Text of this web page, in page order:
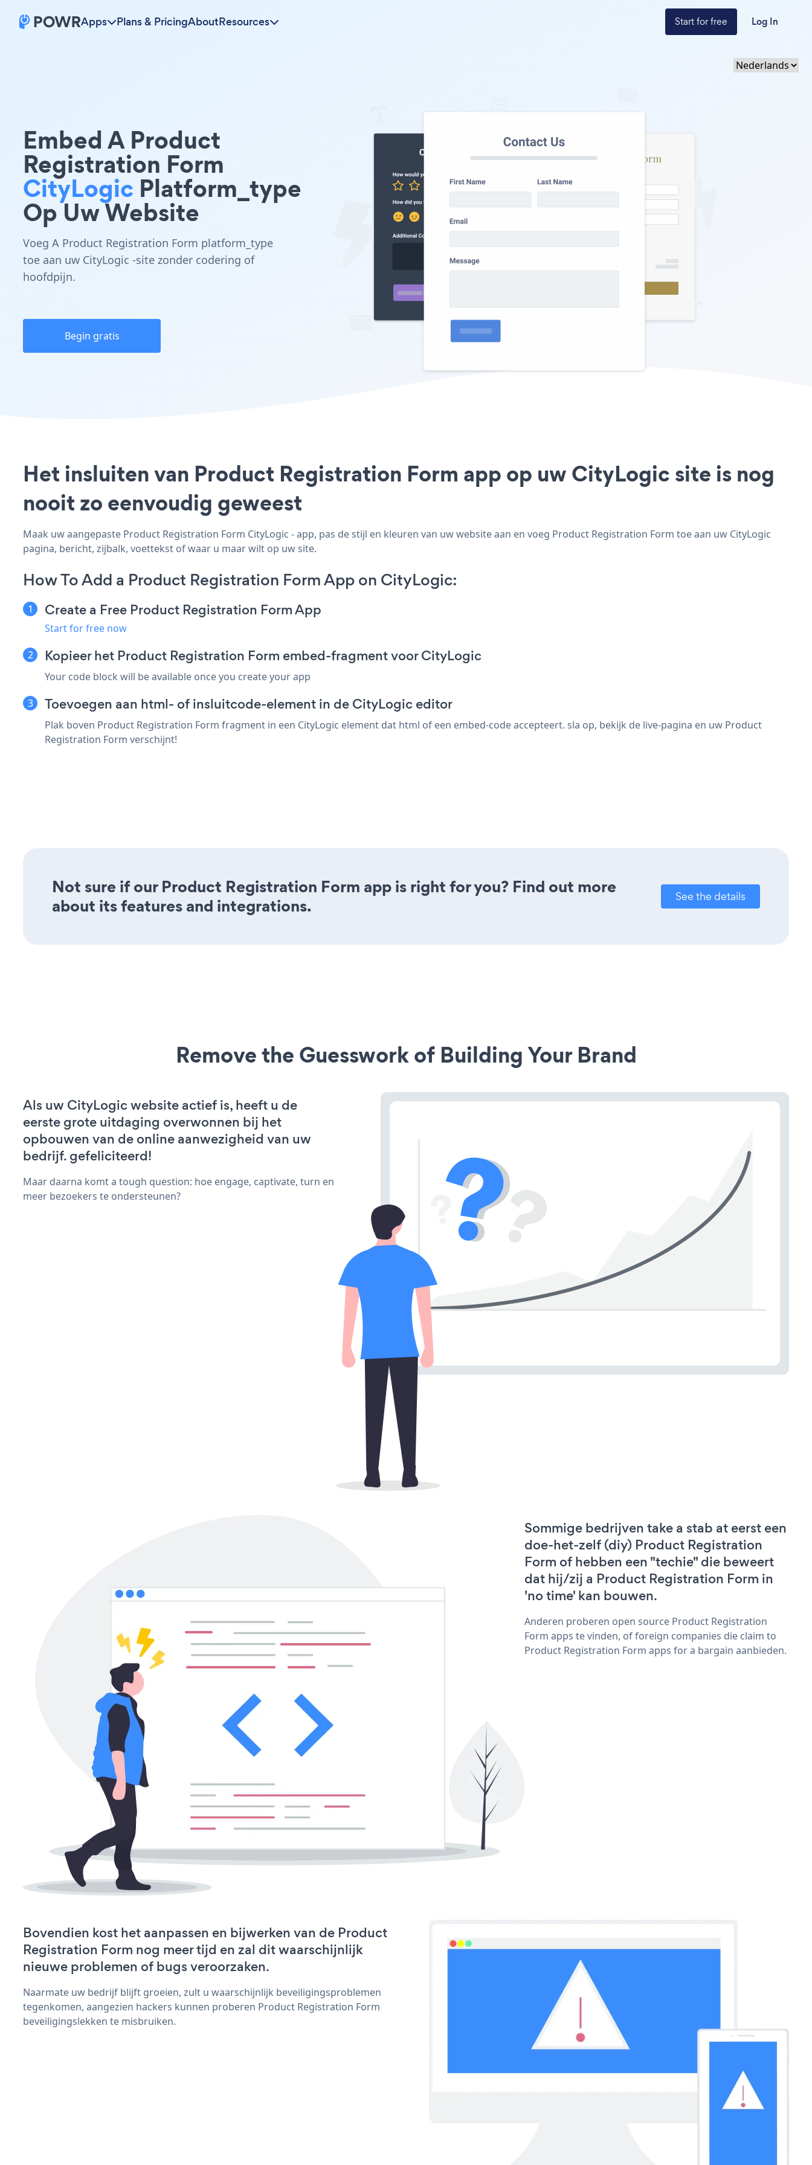
Apps Plans & PricingAboutResources Start for free Log In
Embed A Product
Registration Form
CityLogic Platform_type
Op Uw Website
Voeg A Product Registration Form platform_type
toe aan uw CityLogic -site zonder codering of
hoofdpijn.
Begin gratis
Het insluiten van Product Registration Form app op uw CityLogic site is nog
nooit zo eenvoudig geweest
Maak uw aangepaste Product Registration Form CityLogic - app, pas de stijl en kleuren van uw website aan en voeg Product Registration Form toe aan uw CityLogic
pagina, bericht, zijbalk, voettekst of waar u maar wilt op uw site.
How To Add a Product Registration Form App on CityLogic:
Create a Free Product Registration Form App
Start for free now
Kopieer het Product Registration Form embed-fragment voor CityLogic
Your code block will be available once you create your app
Toevoegen aan html- of insluitcode-element in de CityLogic editor
Plak boven Product Registration Form fragment in een CityLogic element dat html of een embed-code accepteert. sla op, bekijk de live-pagina en uw Product
Registration Form verschijnt!
Not sure if our Product Registration Form app is right for you? Find out more
about its features and integrations.
See the details
Remove the Guesswork of Building Your Brand
Als uw CityLogic website actief is, heeft u de
eerste grote uitdaging overwonnen bij het
opbouwen van de online aanwezigheid van uw
bedrijf. gefeliciteerd!
Maar daarna komt a tough question: hoe engage, captivate, turn en
meer bezoekers te ondersteunen?
Sommige bedrijven take a stab at eerst een
doe-het-zelf (diy) Product Registration
Form of hebben een "techie" die beweert
dat hij/zij a Product Registration Form in
'no time' kan bouwen.
Anderen proberen open source Product Registration
Form apps te vinden, of foreign companies die claim to
Product Registration Form apps for a bargain aanbieden.
Bovendien kost het aanpassen en bijwerken van de Product
Registration Form nog meer tijd en zal dit waarschijnlijk
nieuwe problemen of bugs veroorzaken.
Naarmate uw bedrijf blijft groeien, zult u waarschijnlijk beveiligingsproblemen
tegenkomen, aangezien hackers kunnen proberen Product Registration Form
beveiligingslekken te misbruiken.